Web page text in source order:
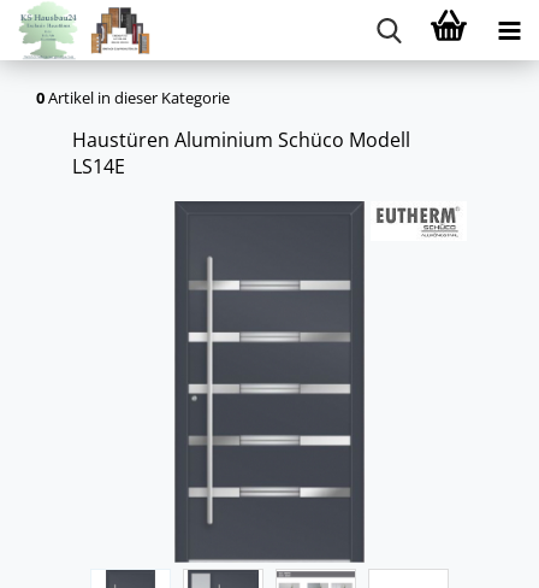
0Artikel in dieser Kategorie
Haus­tü­ren Alu­mi­ni­um Schü­co Mo­dell
LS14E